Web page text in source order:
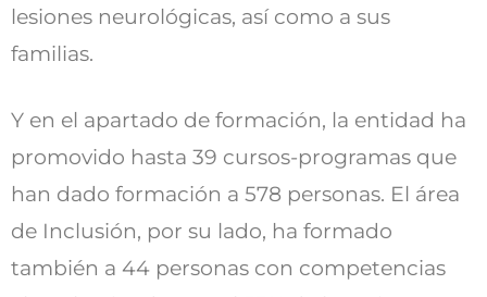
lesiones neurológicas, así como a sus
familias.
Y en el apartado de formación, la entidad ha
promovido hasta 39 cursos-programas que
han dado formación a 578 personas. El área
de Inclusión, por su lado, ha formado
también a 44 personas con competencias